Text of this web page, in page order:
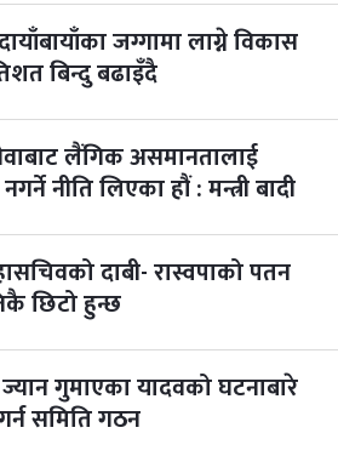
जग्गामा लाग्ने विकास
बिन्दु बढाइँदै
लैंगिक असमानतालाई
नीति लिएका हौं : मन्त्री बादी
दाबी- रास्वपाको पतन
छिटो हुन्छ
गुमाएका यादवको घटनाबारे
समिति गठन